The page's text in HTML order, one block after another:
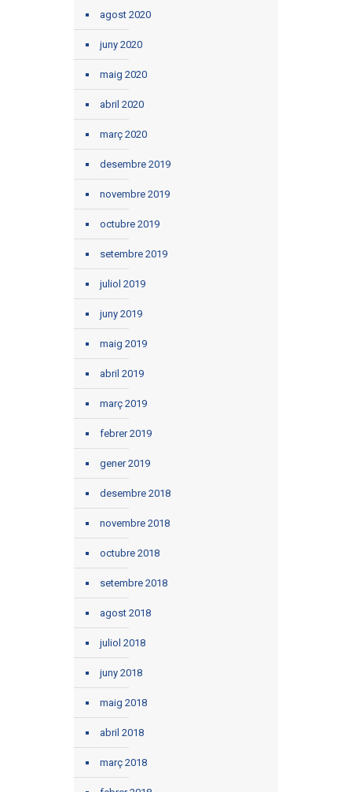
agost 2020
juny 2020
maig 2020
abril 2020
març 2020
desembre 2019
novembre 2019
octubre 2019
setembre 2019
juliol 2019
juny 2019
maig 2019
abril 2019
març 2019
febrer 2019
gener 2019
desembre 2018
novembre 2018
octubre 2018
setembre 2018
agost 2018
juliol 2018
juny 2018
maig 2018
abril 2018
març 2018